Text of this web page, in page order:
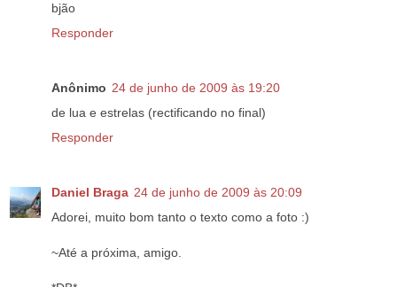
bjão
Responder
Anônimo 24 de junho de 2009 às 19:20
de lua e estrelas (rectificando no final)
Responder
Daniel Braga 24 de junho de 2009 às 20:09
Adorei, muito bom tanto o texto como a foto :)
~Até a próxima, amigo.